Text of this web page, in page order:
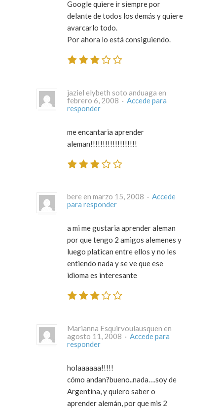
Google quiere ir siempre por
delante de todos los demás y quiere
avarcarlo todo.
Por ahora lo está consiguiendo.
jaziel elybeth soto anduaga en
febrero 6, 2008 · Accede para
responder
me encantaria aprender
aleman!!!!!!!!!!!!!!!!!!!
bere en marzo 15, 2008 · Accede
para responder
a mi me gustaria aprender aleman
por que tengo 2 amigos alemenes y
luego platican entre ellos y no les
entiendo nada y se ve que ese
idioma es interesante
Marianna Esquirvoulausquen en
agosto 11, 2008 · Accede para
responder
holaaaaaa!!!!!
cómo andan?bueno..nada….soy de
Argentina, y quiero saber o
aprender alemán, por que mis 2